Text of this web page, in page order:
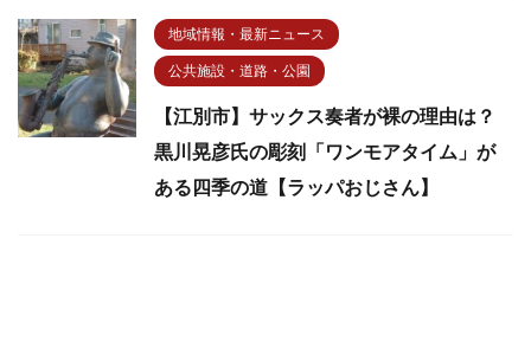
地域情報・最新ニュース
公共施設・道路・公園
【江別市】サックス奏者が裸の理由は？
黒川晃彦氏の彫刻「ワンモアタイム」が
ある四季の道【ラッパおじさん】